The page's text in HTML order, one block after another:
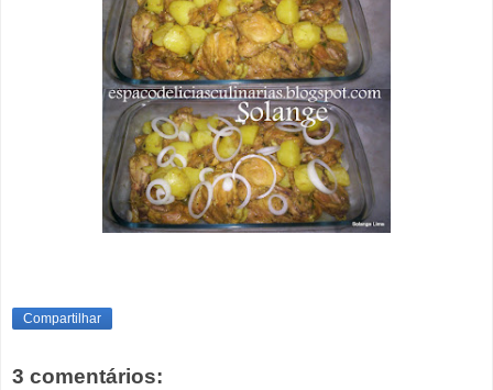
Compartilhar
3 comentários: